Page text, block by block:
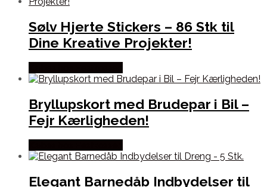
Sølv Hjerte Stickers – 86 Stk til
Dine Kreative Projekter!
Bryllupskort med Brudepar i Bil –
Fejr Kærligheden!
Elegant Barnedåb Indbydelser til